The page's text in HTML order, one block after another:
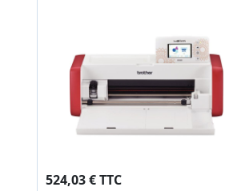
524,03 € TTC